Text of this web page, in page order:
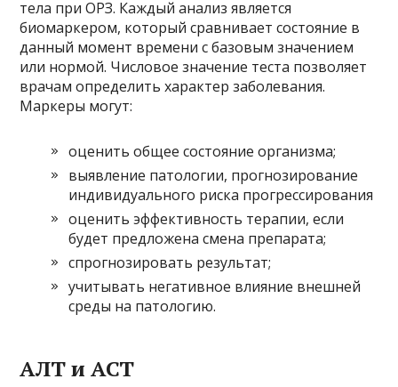
тела при ОРЗ. Каждый анализ является
биомаркером, который сравнивает состояние в
данный момент времени с базовым значением
или нормой. Числовое значение теста позволяет
врачам определить характер заболевания.
Маркеры могут:
оценить общее состояние организма;
выявление патологии, прогнозирование
индивидуального риска прогрессирования
оценить эффективность терапии, если
будет предложена смена препарата;
спрогнозировать результат;
учитывать негативное влияние внешней
среды на патологию.
АЛТ и АСТ